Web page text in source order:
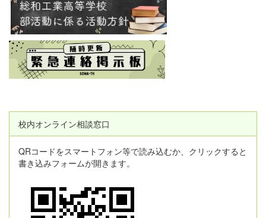
校内オンライン相談窓口
QRコードをスマートフォン等で読み込むか、クリックすると
書き込みフォームが開きます。